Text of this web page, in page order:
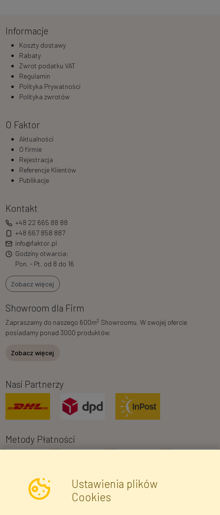
Informacje
Koszty dostawy
Rabaty
Zwrot podatku VAT
Regulamin
Polityka Prywatności
Polityka zwrotów
O Faktor
Aktualności
O firmie
Rejestracja
Referencje Klientów
Publikacje
Kontakt
+48 22 665 88 88
+48 667 858 887
info@faktor.pl
Godziny otwarcia:
Pon. - Pt. od 8 do 16
Zobacz więcej
Showroom dla Firm
Zapraszamy do naszego 600m2 Showroomu. W swojej ofercie
posiadamy ponad 3000 produktów.
Zobacz więcej
Nasi Partnerzy
Metody Płatności
Ustawienia plików
Cookies